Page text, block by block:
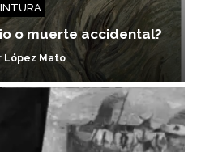
o muerte accidental?
López Mato